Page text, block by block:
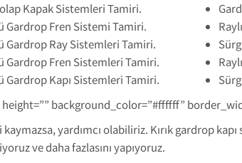
Kapak Sistemleri Tamiri.
Gardrop Fren Sistemi Tamiri.
Gardrop Ray Sistemleri Tamiri.
Gardrop Fren Sistemleri Tamiri.
Gardrop Kapı Sistemleri Tamiri.
background_color=”#ffffff”
yardımcı olabiliriz. Kırık gardrop
ve daha fazlasını yapıyoruz.